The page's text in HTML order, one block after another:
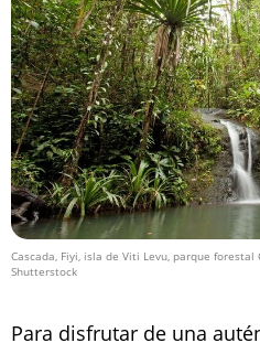
Cascada, Fiyi, isla de Viti Levu, parque forestal
Shutterstock
Para disfrutar de una